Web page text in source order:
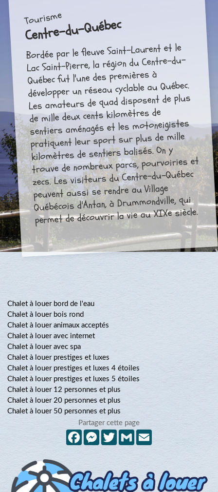
Tourisme
Centre-du-Québec
Bordée par le fleuve Saint-Laurent et le
Lac Saint-Pierre, la région du Centre-du-
Québec fut l'une des premières à
développer un réseau cyclable au Québec.
Les amateurs de quad disposent de plus
de mille deux cents kilomètres de
sentiers aménagés et les motoneigistes
pratiquent leur sport sur plus de mille
kilomètres de sentiers balisés. On y
trouve de nombreux parcs, pourvoiries et
zecs. Les visiteurs du Centre-du-Québec
peuvent aussi se rendre au Village
Québécois d'Antan, à Drummondville, qui
permet de découvrir la vie au XIXe siècle.
Chalet à louer bord de l'eau
Chalet à louer bois rond
Chalet à louer animaux acceptés
Chalet à louer avec internet
Chalet à louer avec spa
Chalet à louer prestiges et luxes
Chalet à louer prestiges et luxes 4 étoiles
Chalet à louer prestiges et luxes 5 étoiles
Chalet à louer 12 personnes et plus
Chalet à louer 20 personnes et plus
Chalet à louer 50 personnes et plus
Partager cette page
FacebookMessenger
TwitterGmail